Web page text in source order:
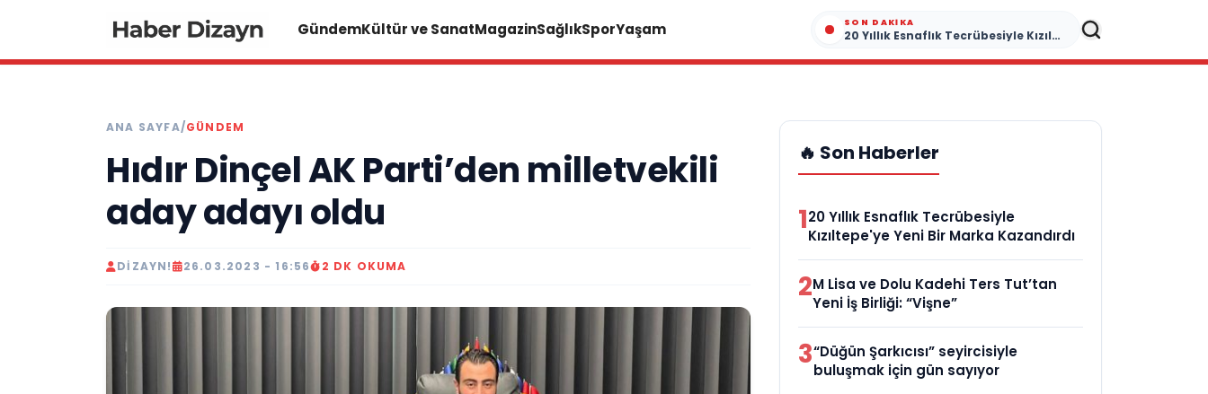
GündemKültür ve SanatMagazinSağlıkSporYaşam SON DAKIKA
20 Yıllık Esnaflık Tecrübesiyle Kızıltepe'ye Yeni Bir Marka Kazandırdı
ANA SAYFA/GÜNDEM
Hıdır Dinçel AK Parti’den milletvekili
aday adayı oldu
DIZAYN! 26.03.2023 - 16:56 2 DK OKUMA
🔥 Son Haberler
120 Yıllık Esnaflık Tecrübesiyle
Kızıltepe'ye Yeni Bir Marka Kazandırdı
2M Lisa ve Dolu Kadehi Ters Tut’tan
Yeni İş Birliği: “Vişne”
3“Düğün Şarkıcısı” seyircisiyle
buluşmak için gün sayıyor